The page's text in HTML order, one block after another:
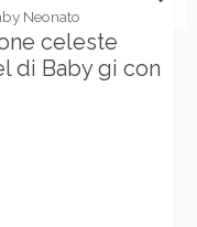
Neonato
celeste
di Baby gi con